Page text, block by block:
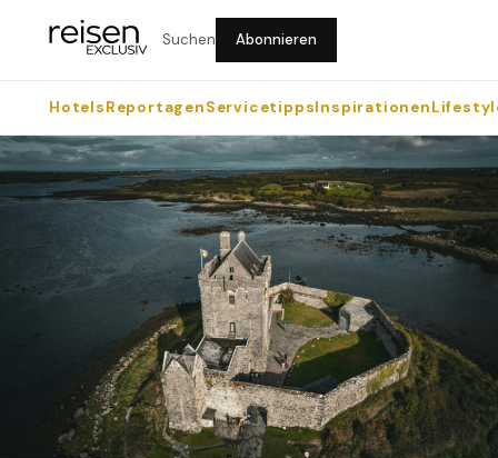
Suchen Abonnieren
HotelsReportagenServicetippsInspirationen